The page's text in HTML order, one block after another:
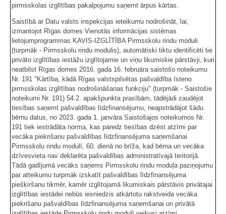
pirmsskolas izglītības pakalpojumu saņemt ārpus kārtas.
Saistībā ar Datu valsts inspekcijas ieteikumu nodrošināt, lai,
izmantojot Rīgas domes Vienotās informācijas sistēmas
lietojumprogrammas KAVIS-IZGLĪTĪBA Pirmsskolu rindu moduli
(turpmāk - Pirmsskolu rindu modulis), automātiski tiktu identificēti tie
privāto izglītības iestāžu izglītojamie un viņu likumiskie pārstāvji, kuri
neatbilst Rīgas domes 2016. gada 16. februāra saistošo noteikumu
Nr. 191 "Kārtība, kādā Rīgas valstspilsētas pašvaldība īsteno
pirmsskolas izglītības nodrošināšanas funkciju" (turpmāk - Saistošie
noteikumi Nr. 191) 54.2. apakšpunkta prasībām, tādējādi zaudējot
tiesības saņemt pašvaldības līdzfinansējumu, neapstrādājot šādu
bērnu datus, no 2023. gada 1. janvāra Saistošajos noteikumos Nr.
191 tiek iestrādāta norma, kas paredz tiesības dzēst atzīmi par
vecāka piekrišanu pašvaldības līdzfinansējuma saņemšanai
Pirmsskolu rindu modulī, 60. dienā no brīža, kad bērna un vecāka
dzīvesvieta nav deklarēta pašvaldības administratīvajā teritorijā.
Tādā gadījumā vecāks saņems Pirmsskolu rindu moduļa paziņojumu
par atteikumu turpmāk izskatīt pašvaldības līdzfinansējuma
piešķiršanu tikmēr, kamēr izglītojamā likumiskais pārstāvis privātajai
izglītības iestādei nebūs iesniedzis atkārtotu rakstveida vecāka
piekrišanu pašvaldības līdzfinansējuma saņemšanai un privātā